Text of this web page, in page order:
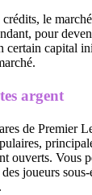
le
pour
certain capital
argent
de Premier
ouverts. Vous
joueurs